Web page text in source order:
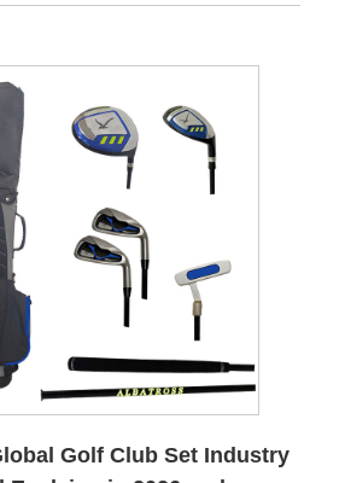
Golf Club Set Industry